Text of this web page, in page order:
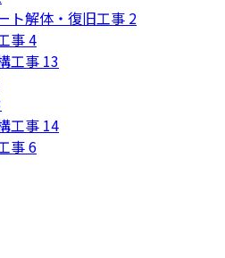
ト解体・復旧工事 2
事4
工事 13
工事 14
事6